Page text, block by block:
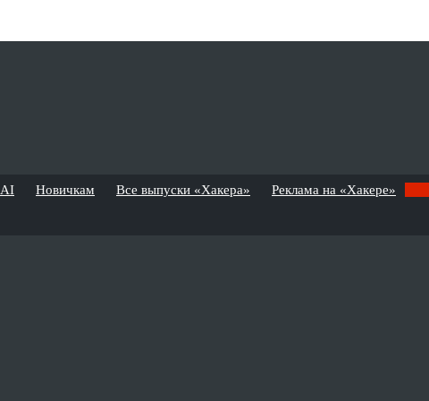
AI Новичкам Все выпуски «Хакера» Реклама на «Хакере»